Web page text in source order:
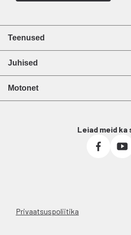
Teenused
Juhised
Motonet
Leiad meid ka
Privaatsuspoliitika